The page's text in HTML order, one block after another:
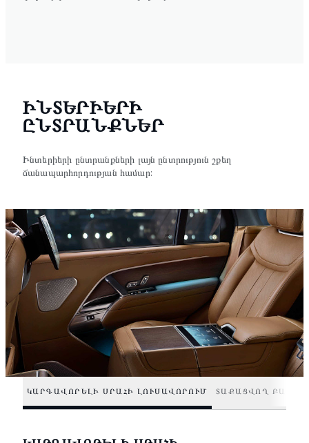
ԻՆՏԵՐԻԵՐԻ
ԸՆՏՐԱՆՔՆԵՐ
Ինտերիերի ընտրանքների լայն ընտրություն շքեղ
ճանապարհորդության համար:
ԿԱՐԳԱՎՈՐԵԼԻ ՍՐԱՀԻ ԼՈՒՍԱՎՈՐՈՒՄ ՏԱՔԱՑՎՈՂ